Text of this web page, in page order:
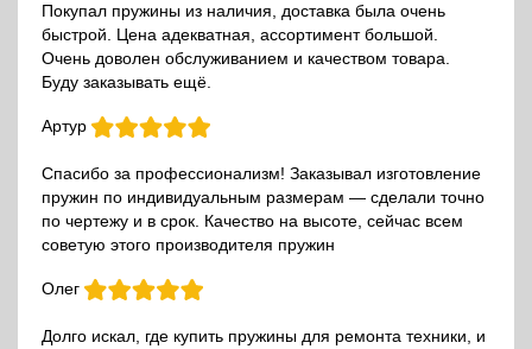
Покупал пружины из наличия, доставка была очень
быстрой. Цена адекватная, ассортимент большой.
Очень доволен обслуживанием и качеством товара.
Буду заказывать ещё.
Артур
Спасибо за профессионализм! Заказывал изготовление
пружин по индивидуальным размерам — сделали точно
по чертежу и в срок. Качество на высоте, сейчас всем
советую этого производителя пружин
Олег
Долго искал, где купить пружины для ремонта техники, и